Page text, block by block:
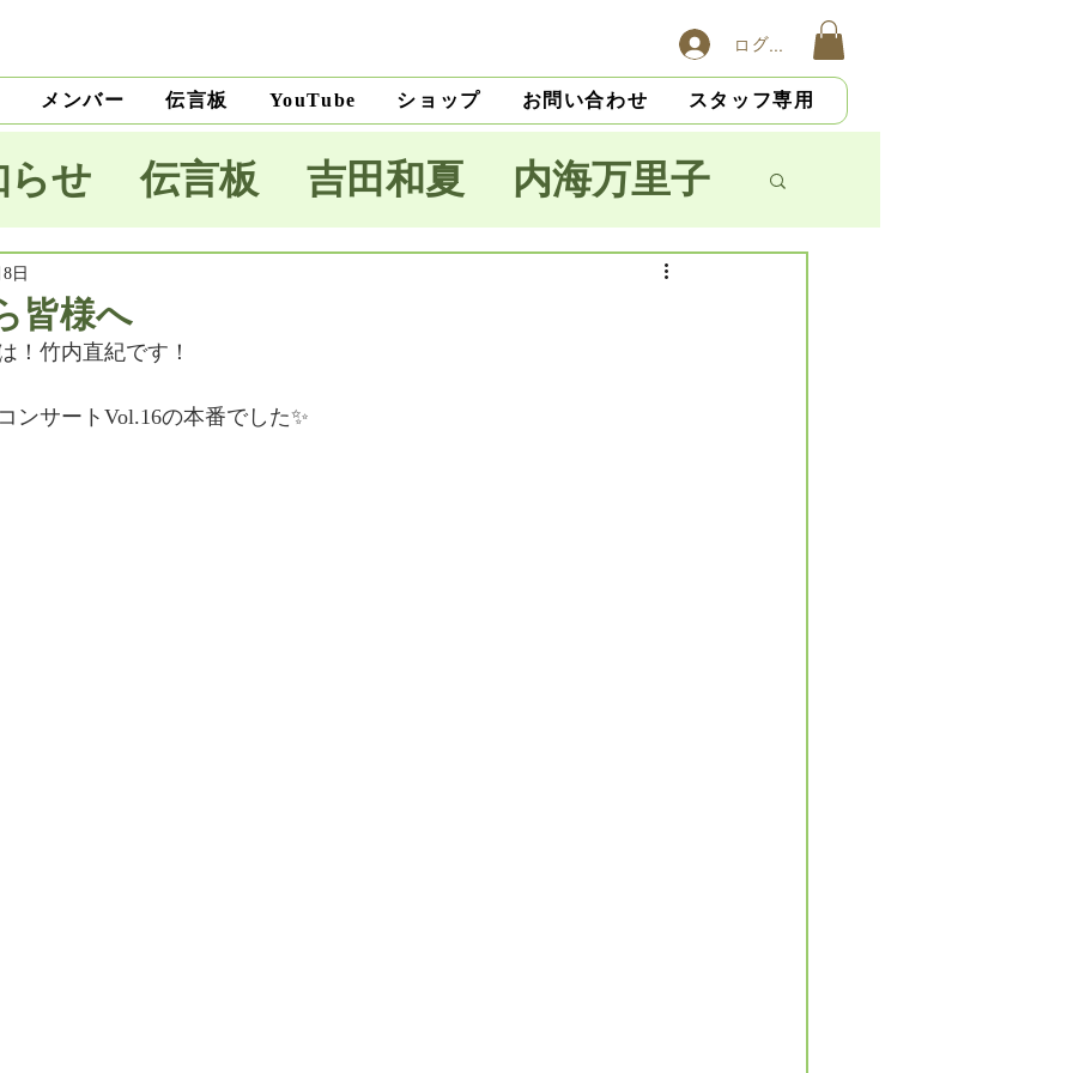
ログイン
メンバー 伝言板 YouTube ショップ お問い合わせ スタッフ専用
らせ 伝言板 吉田和夏 内海万里子
菜
麗子 吉田明未
皆様へ
日
！竹内直紀です！
ンサートVol.16の本番でした✨